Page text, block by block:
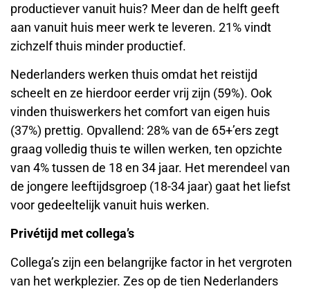
productiever vanuit huis? Meer dan de helft geeft
aan vanuit huis meer werk te leveren. 21% vindt
zichzelf thuis minder productief.
Nederlanders werken thuis omdat het reistijd
scheelt en ze hierdoor eerder vrij zijn (59%). Ook
vinden thuiswerkers het comfort van eigen huis
(37%) prettig. Opvallend: 28% van de 65+’ers zegt
graag volledig thuis te willen werken, ten opzichte
van 4% tussen de 18 en 34 jaar. Het merendeel van
de jongere leeftijdsgroep (18-34 jaar) gaat het liefst
voor gedeeltelijk vanuit huis werken.
Privétijd met collega’s
Collega’s zijn een belangrijke factor in het vergroten
van het werkplezier. Zes op de tien Nederlanders